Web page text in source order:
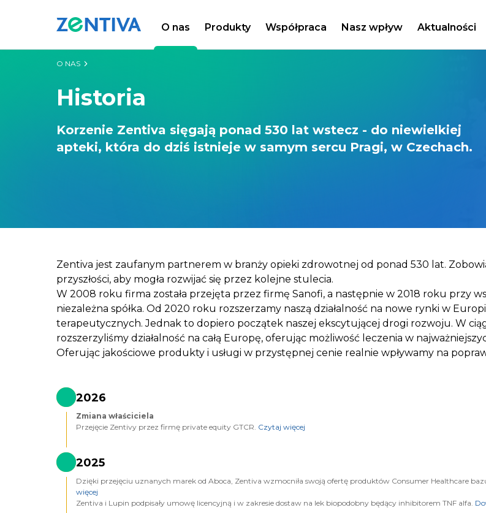
O nas Produkty Współpraca Nasz wpływ Aktualności
O NAS
Historia
Korzenie Zentiva sięgają ponad 530 lat wstecz - do niewielkiej
apteki, która do dziś istnieje w samym sercu Pragi, w Czechach.
Zentiva jest zaufanym partnerem w branży opieki zdrowotnej od ponad 530 lat.
przyszłości, aby mogła rozwijać się przez kolejne stulecia.
W 2008 roku firma została przejęta przez firmę Sanofi, a następnie w 2018 roku przy
niezależna spółka. Od 2020 roku rozszerzamy naszą działalność na nowe rynki w
terapeutycznych. Jednak to dopiero początek naszej ekscytującej drogi rozwoju. W
rozszerzyliśmy działalność na całą Europę, oferując możliwość leczenia w
Oferując jakościowe produkty i usługi w przystępnej cenie realnie wpływamy na
2026
Zmiana właściciela
Przejęcie Zentivy przez firmę private equity GTCR. Czytaj więcej
2025
Dzięki przejęciu uznanych marek od Aboca, Zentiva wzmocniła swoją ofertę produktów Consumer Healthcare
więcej
Zentiva i Lupin podpisały umowę licencyjną i w zakresie dostaw na lek biopodobny będący inhibitorem TNF alfa.